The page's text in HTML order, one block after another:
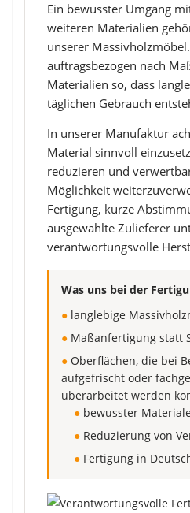
Ein bewusster Umgang
weiteren Materialien
unserer
auftragsbezogen nach
Materialien so, dass
täglichen Gebrauch
In unserer Manufaktur
Material sinnvoll
reduzieren und
Möglichkeit
Fertigung, kurze
ausgewählte Zulieferer
verantwortungsvolle
Was uns bei der
● langlebige
● Maßanfertigung statt
● Oberflächen, die bei
aufgefrischt oder
überarbeitet werden
● bewusster
● Reduzierung von
● Fertigung in